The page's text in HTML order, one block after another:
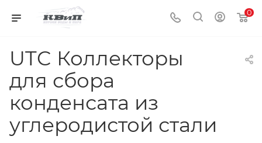
0
UTC Коллекторы
для сбора
конденсата из
углеродистой стали